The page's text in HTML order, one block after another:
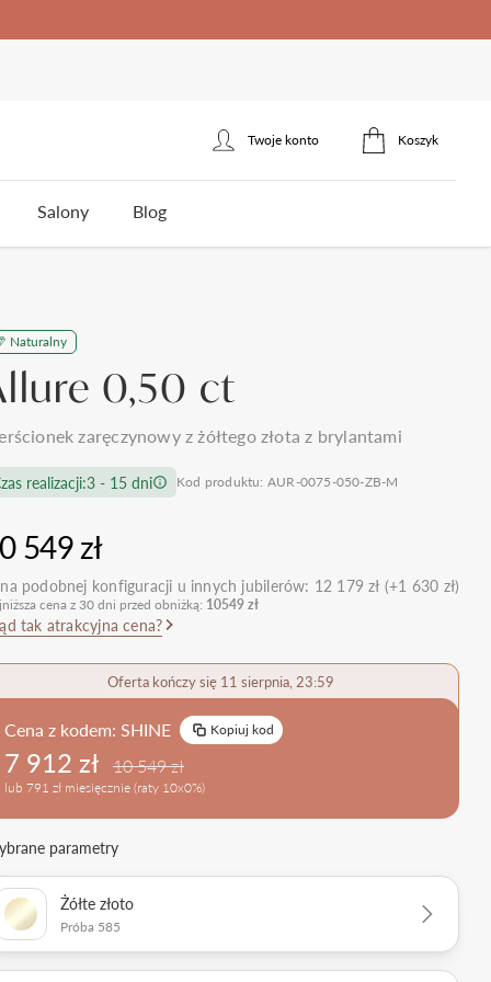
Twoje konto Koszyk
jednokamieniowe
trójkamieniowe
organiczny
klasyczne
obrączkowe
dostawki
Zobacz wszystkie >
do 2000zł
do 5000zł
>
nowoczesne
nietypowe
Obrączki Ślubne
Sprawdź bestsellery
Zobacz trendy
zaręczynowy
Kontakt
Salony Blog
wesela i ślubu Polecane produkty
Naturalny
0,50 ct
zaręczynowy z żółtego złota z brylantami
realizacji:3 - 15 dni Kod produktu: AUR-0075-050-ZB-M
549 zł
podobnej konfiguracji u innych jubilerów: 12 179 zł (+1 630 zł)
cena z 30 dni przed obniżką: 10549 zł
tak atrakcyjna cena?
Oferta kończy się 11 sierpnia, 23:59
Cena z kodem: SHINE Kopiuj kod
7 912 zł 10 549 zł
lub 791 zł miesięcznie (raty 10x0%)
parametry
Żółte złoto
Próba 585